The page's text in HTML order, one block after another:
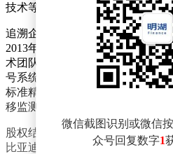
技术等关键领域形成技术壁垒。
追溯企业发展脉络，华大北斗前
2013年设立的导航芯片部门。
术团队与研发体系的整合，同年
号系统的多频高精度SoC芯片
标准精度、高精度、北斗短报文
移监测精度达到行业静态监测极限
股权结构显示，中电光谷以
比亚迪、格力创投分别持有
微信截图识别或微信
众号回复数字1